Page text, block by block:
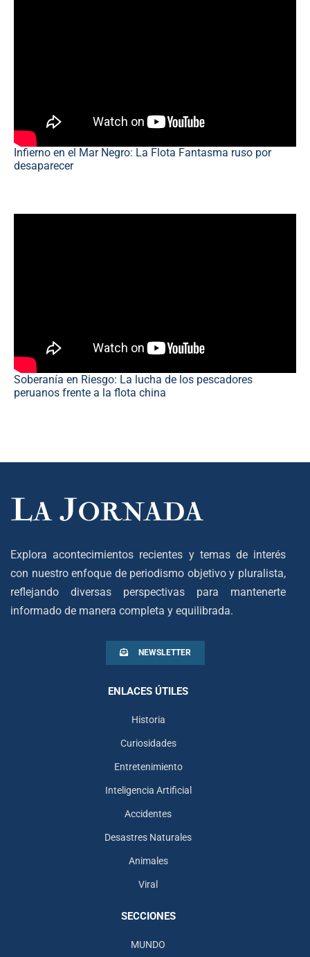
Infierno en el Mar Negro: La Flota Fantasma ruso por
desaparecer
Soberanía en Riesgo: La lucha de los pescadores
peruanos frente a la flota china
Explora acontecimientos recientes y temas de interés
con nuestro enfoque de periodismo objetivo y pluralista,
reflejando diversas perspectivas para mantenerte
informado de manera completa y equilibrada.
NEWSLETTER
ENLACES ÚTILES
Historia
Curiosidades
Entretenimiento
Inteligencia Artificial
Accidentes
Desastres Naturales
Animales
Viral
SECCIONES
MUNDO